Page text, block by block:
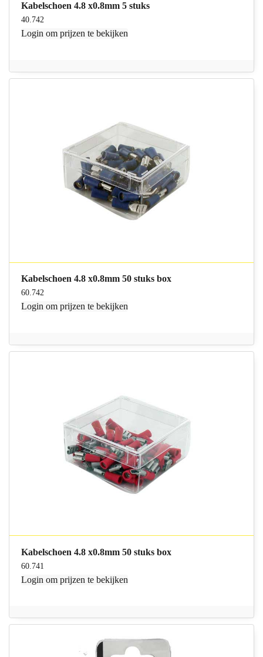
Kabelschoen 4.8 x0.8mm 5 stuks
40.742
Login om prijzen te bekijken
Kabelschoen 4.8 x0.8mm 50 stuks box
60.742
Login om prijzen te bekijken
Kabelschoen 4.8 x0.8mm 50 stuks box
60.741
Login om prijzen te bekijken